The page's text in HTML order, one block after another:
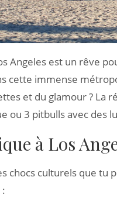
Angeles est un rêve
cette immense
et du glamour ? La
ou 3 pitbulls avec des
à Los
chocs culturels que tu
: